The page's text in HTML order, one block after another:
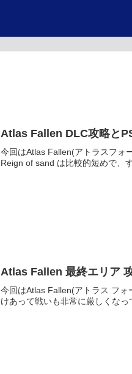
Atlas Fallen DLC攻略と
今回はAtlas Fallen(アトラスフォ
Reign of sand は比較的短めで、
Atlas Fallen 最終エリア
今回はAtlas Fallen(アトラス フ
けあって戦いも非常に厳しくな